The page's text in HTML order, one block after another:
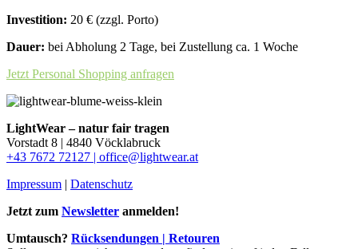
Investition: 20 € (zzgl. Porto)
Dauer: bei Abholung 2 Tage, bei Zustellung ca. 1 Woche
Jetzt Personal Shopping anfragen
LightWear – natur fair tragen
Vorstadt 8 | 4840 Vöcklabruck
+43 7672 72127 | office@lightwear.at
Impressum | Datenschutz
Jetzt zum Newsletter anmelden!
Umtausch? Rücksendungen | Retouren